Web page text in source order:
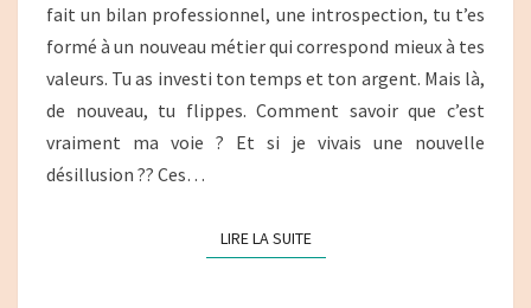
fait un bilan professionnel, une introspection, tu t’es
formé à un nouveau métier qui correspond mieux à tes
valeurs. Tu as investi ton temps et ton argent. Mais là,
de nouveau, tu flippes. Comment savoir que c’est
vraiment ma voie ? Et si je vivais une nouvelle
désillusion ?? Ces…
LIRE LA SUITELIRE LA SUITE